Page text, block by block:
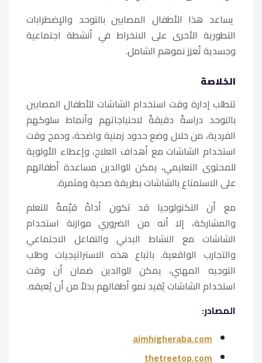
يساعد هذا الأطفال المصابين بالتوحد والإضطرابات
التطورية الأخرى على الانخراط في أنشطة اجتماعية
وجسدية تُعزز نموهم الشامل.
الخلاصة
تتطلب إدارة وقت استخدام الشاشات للأطفال المصابين
بالتوحد دراسةً دقيقةً لاحتياجاتهم وأنماط سلوكهم
الفردية، من خلال وضع حدود زمنية واضحة، ودمج وقت
استخدام الشاشات مع أهداف العلاج، وإعطاء الأولوية
للمحتوى التعليمي، يمكن للوالدين مساعدة أطفالهم
على الاستمتاع بالشاشات بطريقة صحية ومثمرة.
مع أن التكنولوجيا قد تكون أداةً قيّمةً للتعلم
والمشاركة، إلا أنه من الضروري موازنة استخدام
الشاشات مع النشاط البدني والتفاعل الاجتماعي
والتجارب الواقعية. باتباع هذه الاستراتيجيات وطلب
التوجيه المهني، يمكن للوالدين ضمان أن وقت
استخدام الشاشات يُفيد نمو أطفالهم بدلاً من أن يُعيقه.
المصادر:
aimhigheraba.com
thetreetop.com